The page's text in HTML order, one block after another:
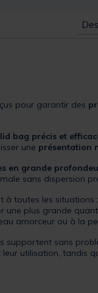
pour garantir des
bag précis et
une présentation
en grande
sans dispersion
à toutes les situations
une plus grande
amorceur ou à la
supportent sans
utilisation, tandis